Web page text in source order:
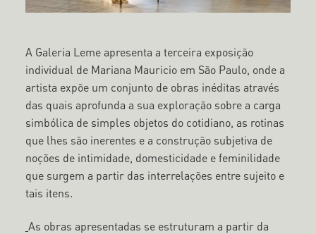
A Galeria Leme apresenta a terceira exposição
individual de Mariana Mauricio em São Paulo, onde a
artista expõe um conjunto de obras inéditas através
das quais aprofunda a sua exploração sobre a carga
simbólica de simples objetos do cotidiano, as rotinas
que lhes são inerentes e a construção subjetiva de
noções de intimidade, domesticidade e feminilidade
que surgem a partir das interrelações entre sujeito e
tais itens.
As obras apresentadas se estruturam a partir da